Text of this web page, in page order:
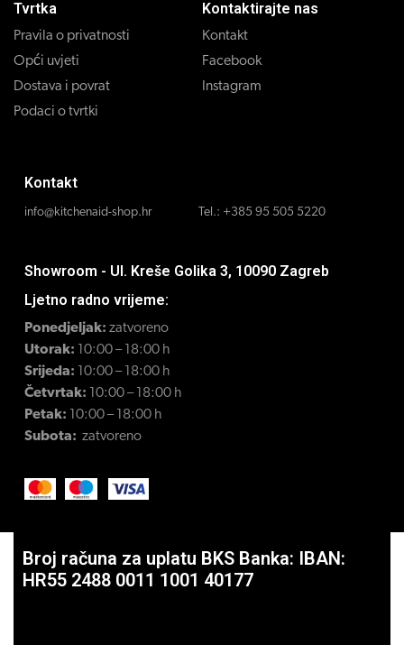
Tvrtka
Pravila o privatnosti
Opći uvjeti
Dostava i povrat
Podaci o tvrtki
Kontaktirajte nas
Kontakt
Facebook
Instagram
Kontakt
info@kitchenaid-shop.hr Tel.: +385 95 505 5220
Showroom - Ul. Kreše Golika 3, 10090 Zagreb
Ljetno radno vrijeme:
Ponedjeljak: zatvoreno
Utorak: 10:00 – 18:00 h
Srijeda: 10:00 – 18:00 h
Četvrtak: 10:00 – 18:00 h
Petak: 10:00 – 18:00 h
Subota: zatvoreno
Broj računa za uplatu BKS Banka: IBAN:
HR55 2488 0011 1001 40177